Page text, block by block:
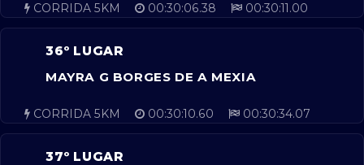
CORRIDA 5KM 00:30:06.38 00:30:11.00
36º LUGAR
MAYRA G BORGES DE A MEXIA
CORRIDA 5KM 00:30:10.60 00:30:34.07
37º LUGAR